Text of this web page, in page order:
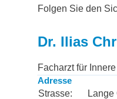
Folgen Sie den
Dr. Ilias
Facharzt für
Adresse
Strasse:
Lange